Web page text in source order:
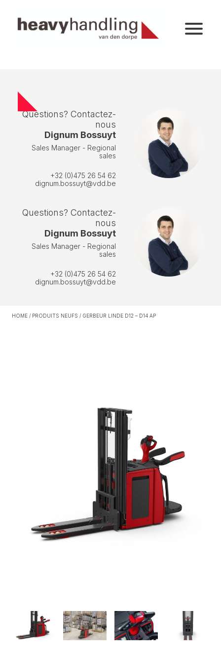
Questions? Contactez-
nous
Dignum Bossuyt
Sales Manager - Regional
sales
+32 (0)475 26 54 62
dignum.bossuyt@vdd.be
Questions? Contactez-
nous
Dignum Bossuyt
Sales Manager - Regional
sales
+32 (0)475 26 54 62
dignum.bossuyt@vdd.be
HOME / PRODUITS NEUFS / GERBEUR LINDE D12 – D14 AP